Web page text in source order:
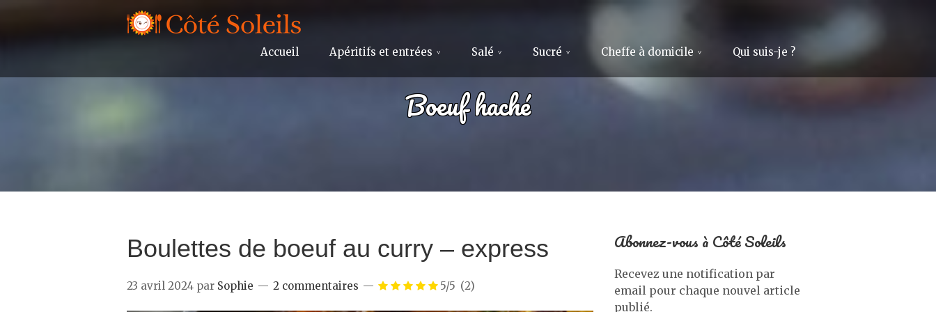
Accueil Apéritifs et entrées Salé Sucré Cheffe à domicile Qui suis-je ?
Boeuf haché
Boulettes de boeuf au curry – express
23 avril 2024 par Sophie 2 commentaires 5/5 (2)
Abonnez-vous à Côté Soleils
Recevez une notification par
email pour chaque nouvel article
publié.